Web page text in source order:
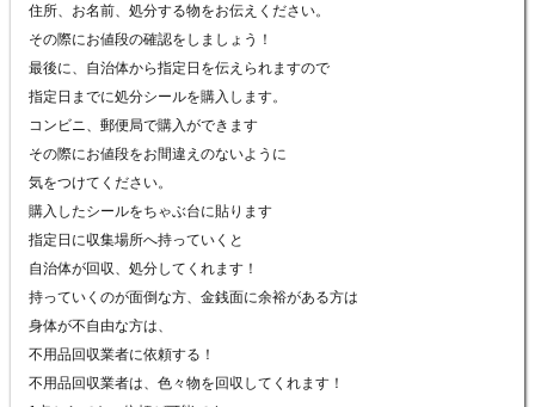
住所、お名前、処分する物をお伝えください。
その際にお値段の確認をしましょう！
最後に、自治体から指定日を伝えられますので
指定日までに処分シールを購入します。
コンビニ、郵便局で購入ができます
その際にお値段をお間違えのないように
気をつけてください。
購入したシールをちゃぶ台に貼ります
指定日に収集場所へ持っていくと
自治体が回収、処分してくれます！
持っていくのが面倒な方、金銭面に余裕がある方は
身体が不自由な方は、
不用品回収業者に依頼する！
不用品回収業者は、色々物を回収してくれます！